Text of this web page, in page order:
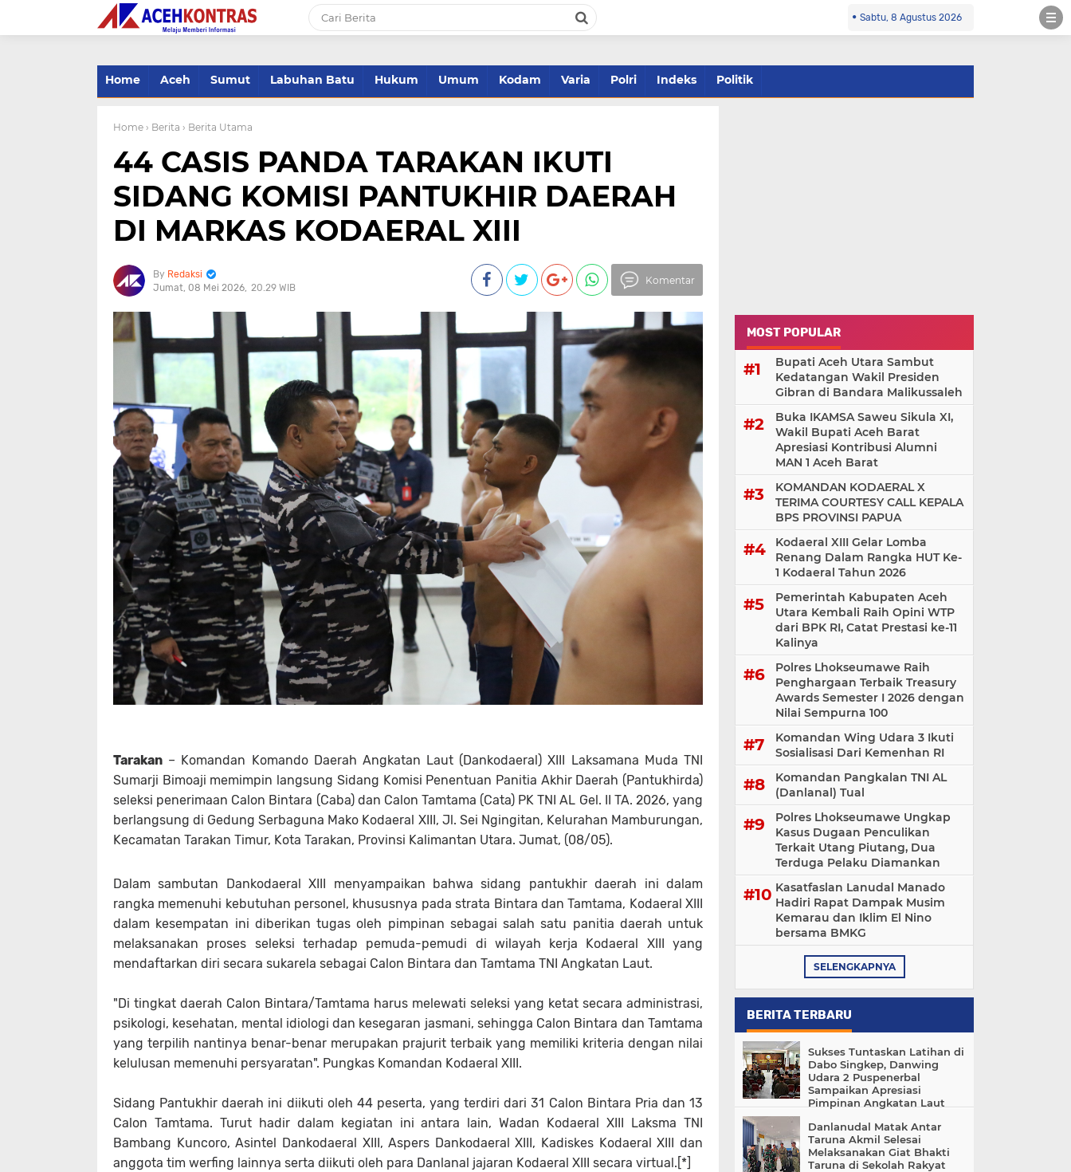
Sabtu, 8 Agustus 2026
Home Aceh Sumut Labuhan Batu Hukum Umum Kodam Varia Polri Indeks Politik
Home › Berita › Berita Utama
44 CASIS PANDA TARAKAN IKUTI
SIDANG KOMISI PANTUKHIR DAERAH
DI MARKAS KODAERAL XIII
Redaksi
Jumat, 08 Mei 2026 20.29 WIB
Komentar
Tarakan – Komandan Komando Daerah Angkatan Laut (Dankodaeral) XIII Laksamana Muda TNI
Sumarji Bimoaji memimpin langsung Sidang Komisi Penentuan Panitia Akhir Daerah (Pantukhirda)
seleksi penerimaan Calon Bintara (Caba) dan Calon Tamtama (Cata) PK TNI AL Gel. II TA. 2026, yang
berlangsung di Gedung Serbaguna Mako Kodaeral XIII, Jl. Sei Ngingitan, Kelurahan Mamburungan,
Kecamatan Tarakan Timur, Kota Tarakan, Provinsi Kalimantan Utara. Jumat, (08/05).
Dalam sambutan Dankodaeral XIII menyampaikan bahwa sidang pantukhir daerah ini dalam
rangka memenuhi kebutuhan personel, khususnya pada strata Bintara dan Tamtama, Kodaeral XIII
dalam kesempatan ini diberikan tugas oleh pimpinan sebagai salah satu panitia daerah untuk
melaksanakan proses seleksi terhadap pemuda-pemudi di wilayah kerja Kodaeral XIII yang
mendaftarkan diri secara sukarela sebagai Calon Bintara dan Tamtama TNI Angkatan Laut.
"Di tingkat daerah Calon Bintara/Tamtama harus melewati seleksi yang ketat secara administrasi,
psikologi, kesehatan, mental idiologi dan kesegaran jasmani, sehingga Calon Bintara dan Tamtama
yang terpilih nantinya benar-benar merupakan prajurit terbaik yang memiliki kriteria dengan nilai
kelulusan memenuhi persyaratan". Pungkas Komandan Kodaeral XIII.
Sidang Pantukhir daerah ini diikuti oleh 44 peserta, yang terdiri dari 31 Calon Bintara Pria dan 13
Calon Tamtama. Turut hadir dalam kegiatan ini antara lain, Wadan Kodaeral XIII Laksma TNI
Bambang Kuncoro, Asintel Dankodaeral XIII, Aspers Dankodaeral XIII, Kadiskes Kodaeral XIII dan
anggota tim werfing lainnya serta diikuti oleh para Danlanal jajaran Kodaeral XIII secara virtual.[*]
MOST POPULAR
Bupati Aceh Utara Sambut
Kedatangan Wakil Presiden
Gibran di Bandara Malikussaleh
Buka IKAMSA Saweu Sikula XI,
Wakil Bupati Aceh Barat
Apresiasi Kontribusi Alumni
MAN 1 Aceh Barat
KOMANDAN KODAERAL X
TERIMA COURTESY CALL KEPALA
BPS PROVINSI PAPUA
Kodaeral XIII Gelar Lomba
Renang Dalam Rangka HUT Ke-
1 Kodaeral Tahun 2026
Pemerintah Kabupaten Aceh
Utara Kembali Raih Opini WTP
dari BPK RI, Catat Prestasi ke-11
Kalinya
Polres Lhokseumawe Raih
Penghargaan Terbaik Treasury
Awards Semester I 2026 dengan
Nilai Sempurna 100
Komandan Wing Udara 3 Ikuti
Sosialisasi ‎Dari Kemenhan RI
Komandan Pangkalan TNI AL
(Danlanal) Tual
Polres Lhokseumawe Ungkap
Kasus Dugaan Penculikan
Terkait Utang Piutang, Dua
Terduga Pelaku Diamankan
Kasatfaslan Lanudal Manado
Hadiri Rapat Dampak Musim
Kemarau dan Iklim El Nino
bersama BMKG
SELENGKAPNYA
BERITA TERBARU
Sukses Tuntaskan Latihan di
Dabo Singkep, Danwing
Udara 2 Puspenerbal
Sampaikan Apresiasi
Pimpinan Angkatan Laut
Danlanudal Matak Antar
Taruna Akmil Selesai
Melaksanakan Giat Bhakti
Taruna di Sekolah Rakyat